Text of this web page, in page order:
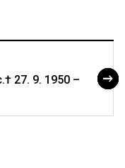
27. 9. 1950 –